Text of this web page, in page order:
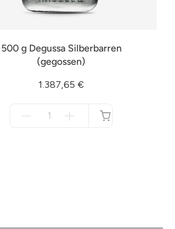
500 g Degussa Silberbarren
(gegossen)
1.387,65 €